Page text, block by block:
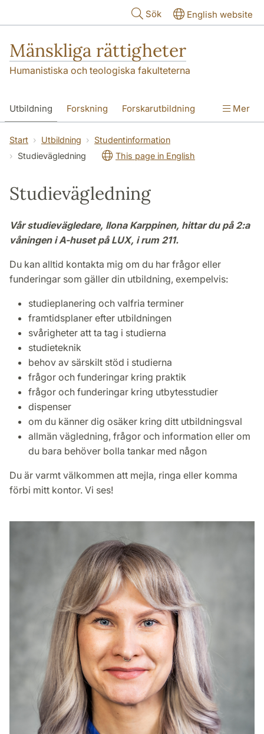
Sök English website
Mänskliga rättigheter
Humanistiska och teologiska fakulteterna
Utbildning Forskning Forskarutbildning
Kontakt Om oss
Mer
Start Utbildning
Studentinformation
Studievägledning
This page in English
Studievägledning
Vår studievägledare, Ilona Karppinen, hittar du på 2:a
våningen i A-huset på LUX, i rum 211.
Du kan alltid kontakta mig om du har frågor eller
funderingar som gäller din utbildning, exempelvis:
studieplanering och valfria terminer
framtidsplaner efter utbildningen
svårigheter att ta tag i studierna
studieteknik
behov av särskilt stöd i studierna
frågor och funderingar kring praktik
frågor och funderingar kring utbytesstudier
dispenser
om du känner dig osäker kring ditt utbildningsval
allmän vägledning, frågor och information eller om
du bara behöver bolla tankar med någon
Du är varmt välkommen att mejla, ringa eller komma
förbi mitt kontor. Vi ses!